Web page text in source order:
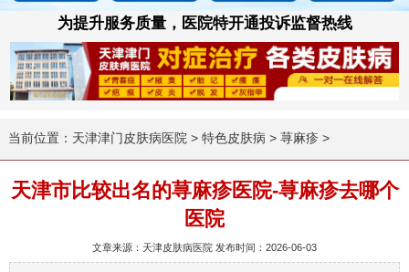
为提升服务质量，医院特开通投诉监督热线
当前位置： 天津津门皮肤病医院 > 特色皮肤病 > 荨麻疹 >
天津市比较出名的荨麻疹医院-荨麻疹去哪个
医院
文章来源：天津皮肤病医院 发布时间：2026-06-03